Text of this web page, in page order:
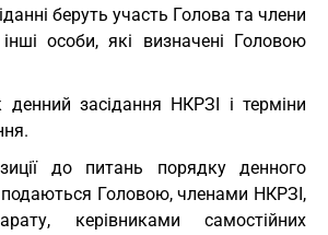
беруть участь Голова та члени
особи, які визначені Головою
засідання НКРЗІ і терміни
до питань порядку денного
подаються Головою, членами НКРЗІ,
керівниками самостійних